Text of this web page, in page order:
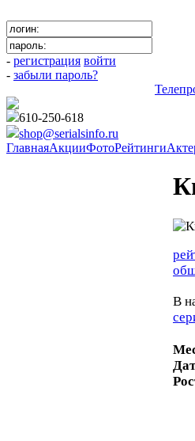
- регистрация войти
- забыли пароль?
610-250-618
shop@serialsinfo.ru
ГлавнаяАкцииФотоРейтинги
В